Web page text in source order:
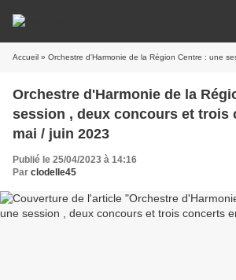
Accueil » Orchestre d'Harmonie de la Région Centre : une session , deux
Orchestre d'Harmonie de la
session , deux concours et trois
mai / juin 2023
Publié le 25/04/2023 à 14:16
Par clodelle45